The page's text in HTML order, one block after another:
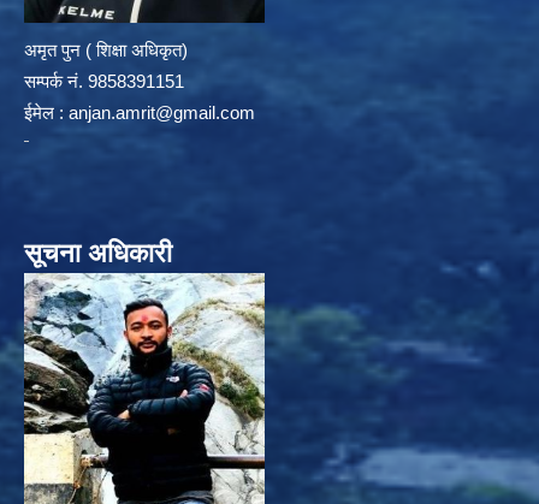
अमृत पुन ( शिक्षा अधिकृत)
सम्पर्क न‌ं. 9858391151
ईमेल : anjan.amrit@gmail.com
सूचना अधिकारी